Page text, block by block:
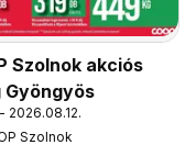
Szolnok akciós
Gyöngyös
2026.08.12.
Szolnok